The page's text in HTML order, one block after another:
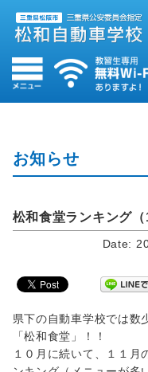
お知らせ
松和食堂ランキング
Date:
県下の自動車学校では数
「松和食堂」！！
１０月に続いて、１１月